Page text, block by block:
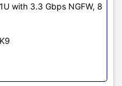
with 3.3 Gbps NGFW, 8